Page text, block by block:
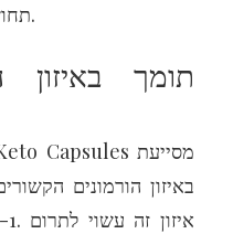
תחושת קלילות ונוחות לאורך היום.
תומך באיזון
באיזון הורמונים